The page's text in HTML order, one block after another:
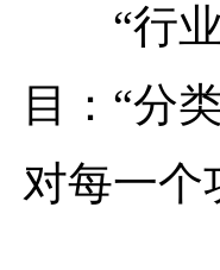
“行业
目：“分
对每一个